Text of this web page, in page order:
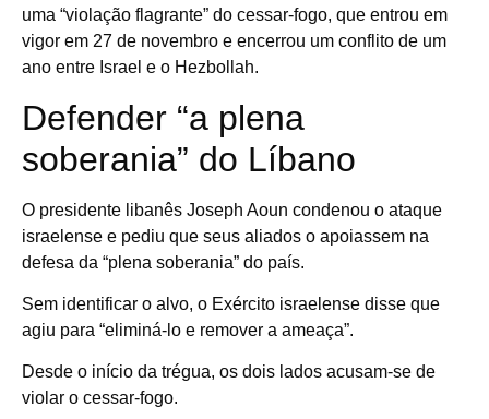
uma “violação flagrante” do cessar-fogo, que entrou em
vigor em 27 de novembro e encerrou um conflito de um
ano entre Israel e o Hezbollah.
Defender “a plena
soberania” do Líbano
O presidente libanês Joseph Aoun condenou o ataque
israelense e pediu que seus aliados o apoiassem na
defesa da “plena soberania” do país.
Sem identificar o alvo, o Exército israelense disse que
agiu para “eliminá-lo e remover a ameaça”.
Desde o início da trégua, os dois lados acusam-se de
violar o cessar-fogo.